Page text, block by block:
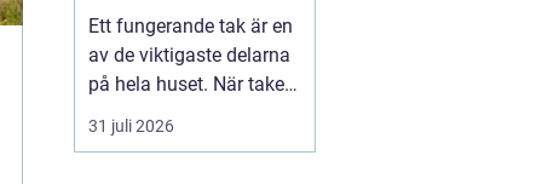
tak som håller
Ett fungerande tak är en
av de viktigaste delarna
på hela huset. När taket
börjar bli slitet påverkar
det både tryggheten,
31 juli 2026